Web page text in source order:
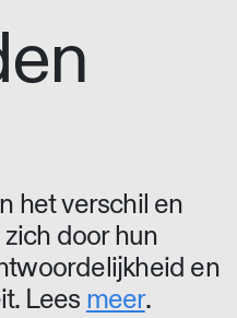
het verschil en
door hun
en
Lees meer.